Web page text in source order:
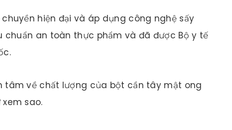
hiện đại và áp dụng công nghệ sấy
chuẩn an toàn thực phẩm và đã được Bộ y tế
tâm về chất lượng của bột cần tây mật ong
sao.